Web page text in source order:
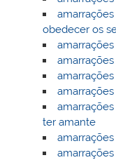
obedecer os
ter amante